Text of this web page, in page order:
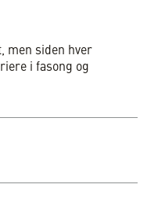
men siden hver
i fasong og